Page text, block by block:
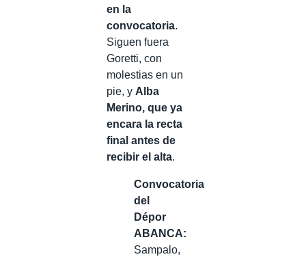
en la
convocatoria.
Siguen fuera
Goretti, con
molestias en un
pie, y Alba
Merino, que ya
encara la recta
final antes de
recibir el alta.
Convocatoria
del
Dépor
ABANCA:
Sampalo,